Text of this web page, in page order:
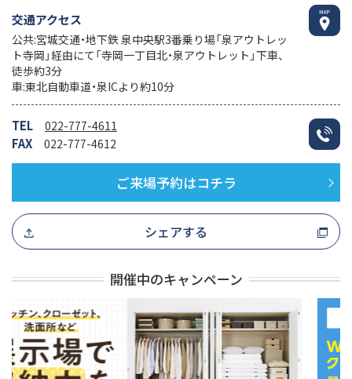
交通アクセス
公共:宮城交通・地下鉄 泉中央駅3番乗り場「泉アウトレッ
ト寺岡」経由にて「寺岡一丁目北・泉アウトレット」下車、
徒歩約3分
車:東北自動車道・泉ICより約10分
TEL 022-777-4611
FAX 022-777-4612
ご来場予約はコチラ
シェアする
開催中のキャンペーン